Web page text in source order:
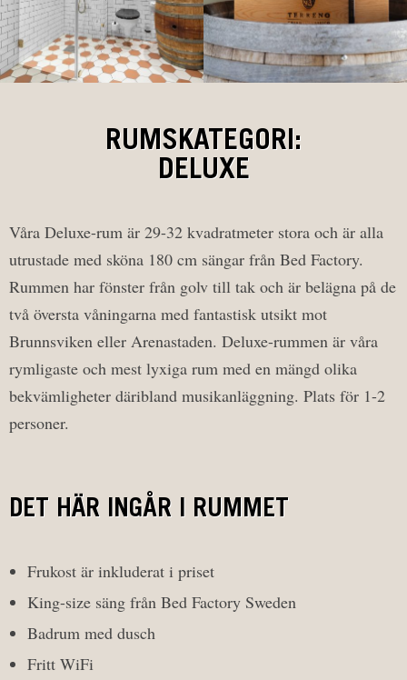
RUMSKATEGORI:
DELUXE
Våra Deluxe-rum är 29-32 kvadratmeter stora och är alla
utrustade med sköna 180 cm sängar från Bed Factory.
Rummen har fönster från golv till tak och är belägna på de
två översta våningarna med fantastisk utsikt mot
Brunnsviken eller Arenastaden. Deluxe-rummen är våra
rymligaste och mest lyxiga rum med en mängd olika
bekvämligheter däribland musikanläggning. Plats för 1-2
personer.
DET HÄR INGÅR I RUMMET
Frukost är inkluderat i priset
King-size säng från Bed Factory Sweden
Badrum med dusch
Fritt WiFi